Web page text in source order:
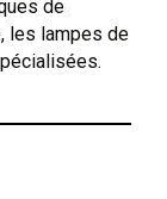
de
les lampes de